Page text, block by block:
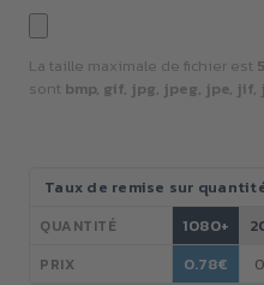
La taille maximale de fichier est
sont bmp, gif, jpg, jpeg, jpe,
Stock
actuel :
Taux de remise sur
QUANTITÉ
PRIX
1080+
0.78€